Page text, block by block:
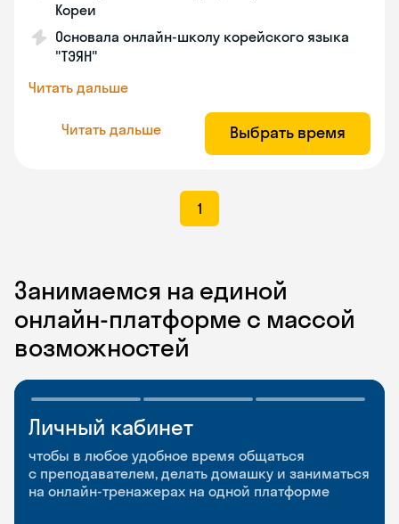
Кореи
Основала онлайн-школу корейского языка
"ТЭЯН"
Читать дальше
Читать дальше Выбрать время
1
Занимаемся на единой
онлайн-платформе с массой
возможностей
Личный кабинет
чтобы в любое удобное время общаться
с преподавателем, делать домашку и заниматься
на онлайн-тренажерах на одной платформе
Мобильное
приложение
чтобы заниматься и изучать новые слова где
и когда удобно
Разговорные клубы
и Talks
Групповые занятия для разговорной практики
и индивидуальные встречи с преподавателями